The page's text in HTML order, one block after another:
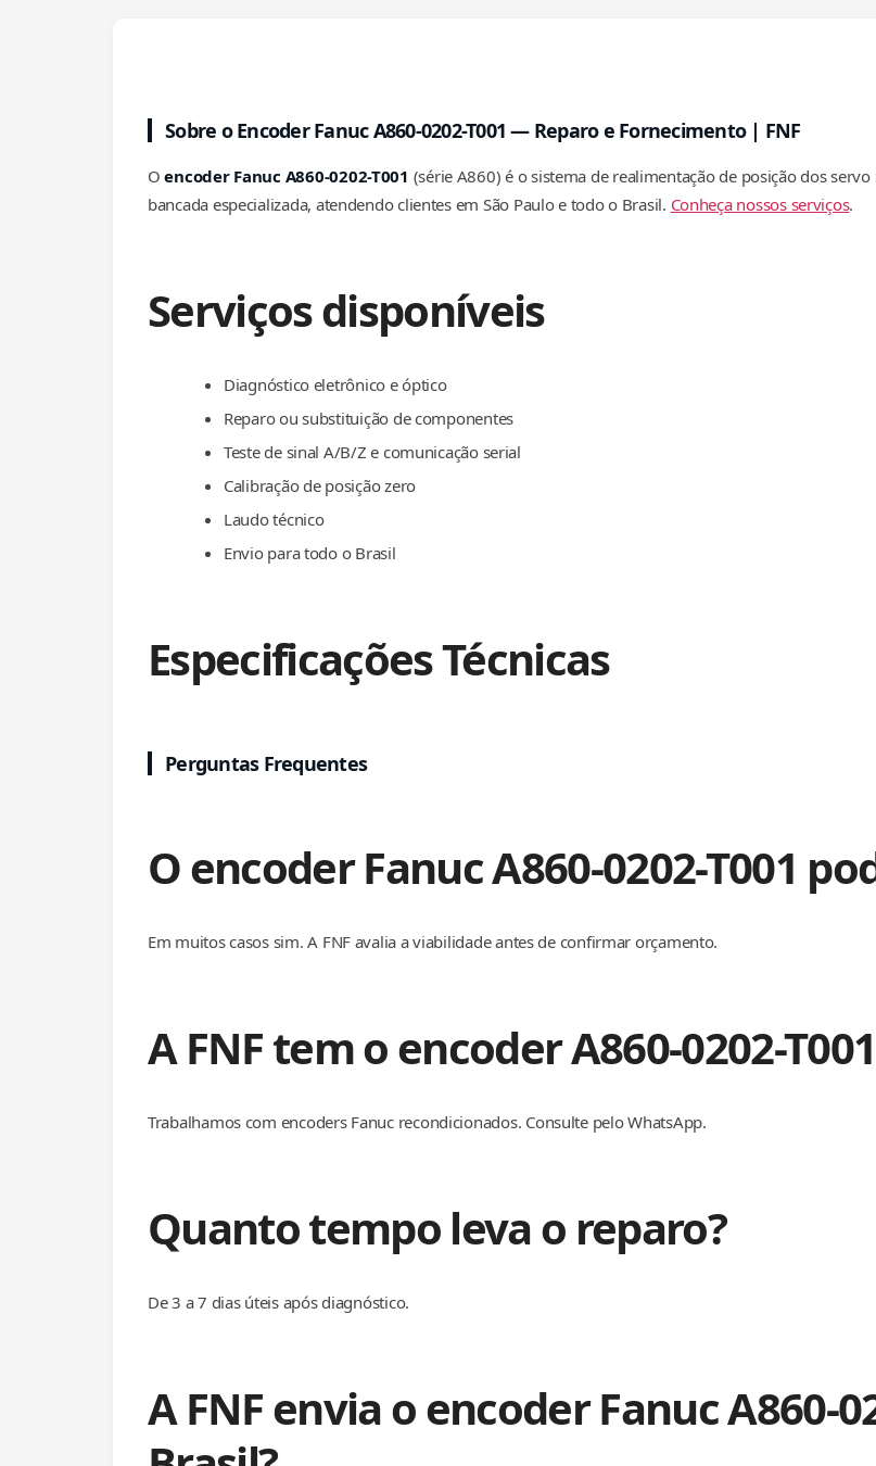
Sobre o Encoder Fanuc A860-0202-T001 — Reparo e Fornecimento | FNF
Oencoder Fanuc A860-0202-T001 (série A860) é o sistema de realimentação de posição dos
bancada especializada, atendendo clientes em São Paulo e todo o Brasil. Conheça nossos serviços.
Serviços disponíveis
Diagnóstico eletrônico e óptico
Reparo ou substituição de componentes
Teste de sinal A/B/Z e comunicação serial
Calibração de posição zero
Laudo técnico
Envio para todo o Brasil
Especificações Técnicas
Perguntas Frequentes
O encoder Fanuc A860-0202-T001
Em muitos casos sim. A FNF avalia a viabilidade antes de confirmar orçamento.
A FNF tem o encoder A860-0202-
Trabalhamos com encoders Fanuc recondicionados. Consulte pelo WhatsApp.
Quanto tempo leva o reparo?
De 3 a 7 dias úteis após diagnóstico.
A FNF envia o encoder Fanuc A860-